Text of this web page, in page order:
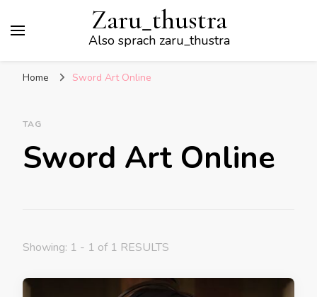
Zaru_thustra
Also sprach zaru_thustra
Home Sword Art Online
TAG
Sword Art Online
Showing: 1 - 1 of 1 RESULTS